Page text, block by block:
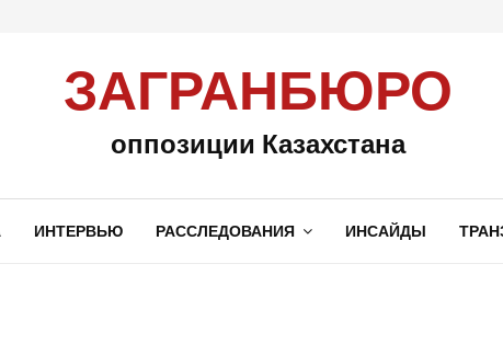
ЗАГРАНБЮРО
оппозиции Казахстана
ИНТЕРВЬЮ РАССЛЕДОВАНИЯ ИНСАЙДЫ